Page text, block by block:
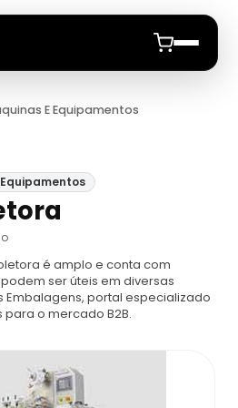
Compacta
E Seladora
Anuncie
E Equipamentos
é amplo e conta com
ser úteis em diversas
Embalagens, portal especializado
o mercado B2B.